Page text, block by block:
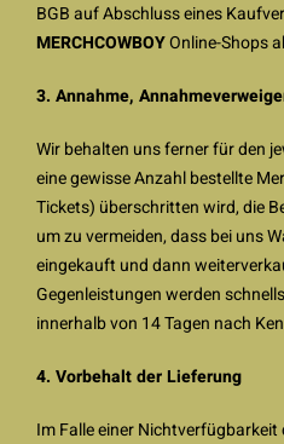
BGB auf Abschluss eines
MERCHCOWBOYOnline-Shops
3. Annahme,
Wir behalten uns ferner für den
eine gewisse Anzahl bestellte
Tickets) überschritten wird, die
um zu vermeiden, dass bei uns
eingekauft und dann
Gegenleistungen werden
innerhalb von 14 Tagen nach
4. Vorbehalt der Lieferung
Im Falle einer